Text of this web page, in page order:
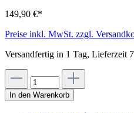
149,90 €*
Preise inkl. MwSt. zzgl.
Versandfertig in 1 Tag, Lieferzeit
In den Warenkorb